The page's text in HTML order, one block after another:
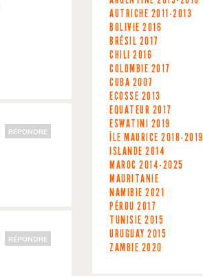
RÉPONDRE
RÉPONDRE
AUTRICHE 2011-2013
BOLIVIE 2016
BRÉSIL 2017
CHILI 2016
COLOMBIE 2017
CUBA 2007
ECOSSE 2013
EQUATEUR 2017
ESWATINI 2019
ÎLE MAURICE 2018-2019
ISLANDE 2014
MAROC 2014-2025
MAURITANIE
NAMIBIE 2021
PÉROU 2017
TUNISIE 2015
URUGUAY 2015
ZAMBIE 2020